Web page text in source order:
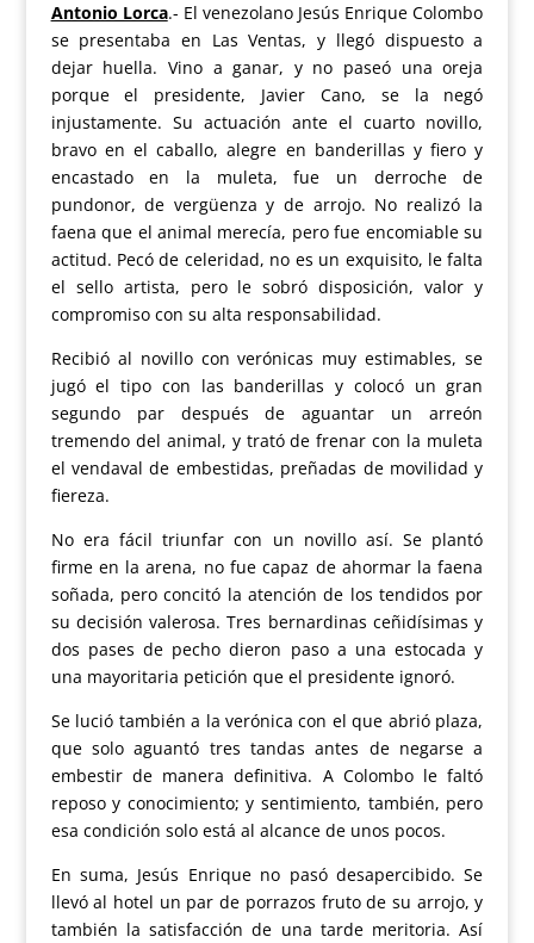
Antonio Lorca.- El venezolano Jesús Enrique Colombo
se presentaba en Las Ventas, y llegó dispuesto a
dejar huella. Vino a ganar, y no paseó una oreja
porque el presidente, Javier Cano, se la negó
injustamente. Su actuación ante el cuarto novillo,
bravo en el caballo, alegre en banderillas y fiero y
encastado en la muleta, fue un derroche de
pundonor, de vergüenza y de arrojo. No realizó la
faena que el animal merecía, pero fue encomiable su
actitud. Pecó de celeridad, no es un exquisito, le falta
el sello artista, pero le sobró disposición, valor y
compromiso con su alta responsabilidad.
Recibió al novillo con verónicas muy estimables, se
jugó el tipo con las banderillas y colocó un gran
segundo par después de aguantar un arreón
tremendo del animal, y trató de frenar con la muleta
el vendaval de embestidas, preñadas de movilidad y
fiereza.
No era fácil triunfar con un novillo así. Se plantó
firme en la arena, no fue capaz de ahormar la faena
soñada, pero concitó la atención de los tendidos por
su decisión valerosa. Tres bernardinas ceñidísimas y
dos pases de pecho dieron paso a una estocada y
una mayoritaria petición que el presidente ignoró.
Se lució también a la verónica con el que abrió plaza,
que solo aguantó tres tandas antes de negarse a
embestir de manera definitiva. A Colombo le faltó
reposo y conocimiento; y sentimiento, también, pero
esa condición solo está al alcance de unos pocos.
En suma, Jesús Enrique no pasó desapercibido. Se
llevó al hotel un par de porrazos fruto de su arrojo, y
también la satisfacción de una tarde meritoria. Así